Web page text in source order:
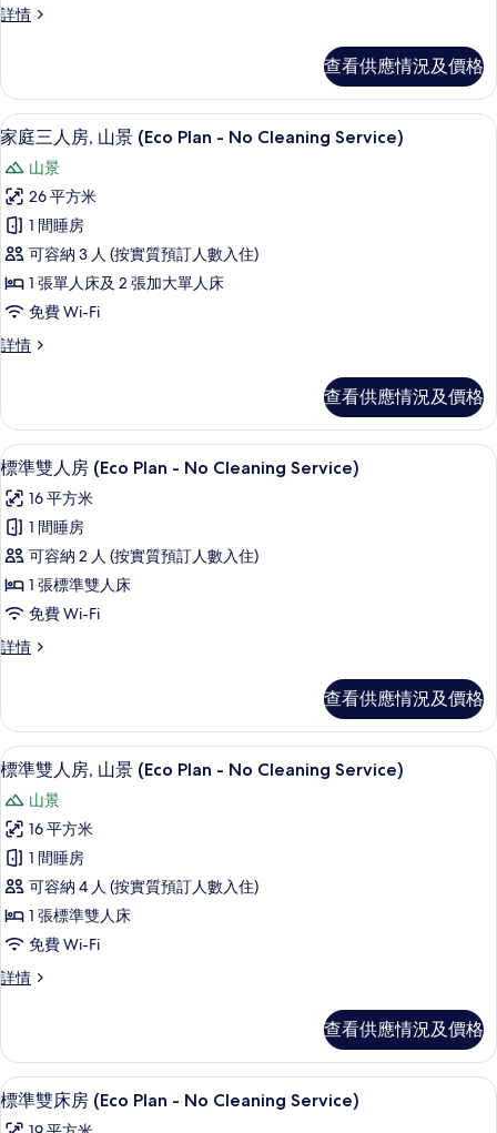
相
人
山
景
(Eco
Plan
-
No
Cleaning
Service)
的
相
片
詳情
家
房,
山
景
(Eco
Plan
No
Cleaning
Service)
詳
情
查看供應情況及價格
載
入
所
有
家
庭
三
房,
景
(Eco
Plan
-
No
Cleaning
Service)
的
相
片
5
家庭三人房, 山景 (Eco Plan - No Cleaning Service)
山景
26 平方米
1 間睡房
可容納 3 人 (按實質預訂人數入住)
1 張單人床及 2 張加大單人床
免費 Wi-Fi
詳情
家
房,
山
景
Plan
No
Cleaning
Service)
詳
情
查看供應情況及價格
載
入
所
有
標
準
人
(Eco
Plan
-
No
Cleaning
Service)
的
相
片
4
標準雙人房 (Eco Plan - No Cleaning Service)
16 平方米
1 間睡房
可容納 2 人 (按實質預訂人數入住)
1 張標準雙人床
免費 Wi-Fi
詳情
標
房
(Eco
Plan
No
Cleaning
Service)
詳
情
查看供應情況及價格
載
入
所
有
標
準
雙
房,
景
(Eco
Plan
-
4
標準雙人房, 山景 (Eco Plan - No Cleaning Service)
山景
16 平方米
1 間睡房
可容納 4 人 (按實質預訂人數入住)
1 張標準雙人床
免費 Wi-Fi
詳情
標
房,
山
景
查看供應情況及價格
載
入
4
標準雙床房 (Eco Plan - No Cleaning Service)